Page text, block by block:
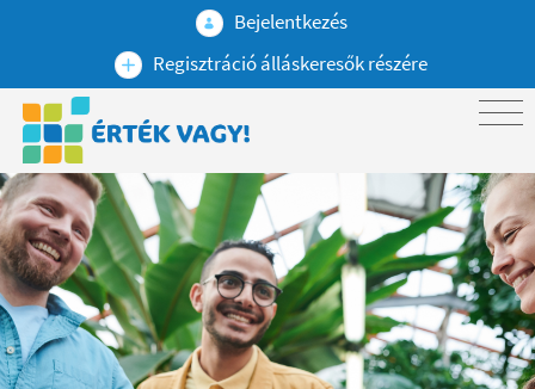
Bejelentkezés
Regisztráció álláskeresők részére